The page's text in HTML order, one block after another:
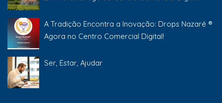
A Tradição Encontra a Inovação: Drops Nazaré ®
Agora no Centro Comercial Digital!
Ser, Estar, Ajudar